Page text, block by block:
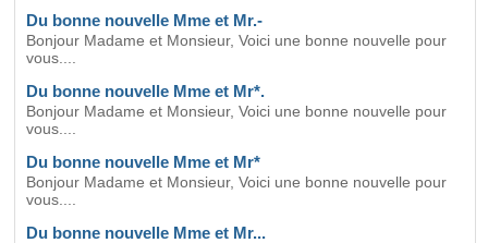
Du bonne nouvelle Mme et Mr.-
Bonjour Madame et Monsieur, Voici une bonne nouvelle pour
vous....
Du bonne nouvelle Mme et Mr*.
Bonjour Madame et Monsieur, Voici une bonne nouvelle pour
vous....
Du bonne nouvelle Mme et Mr*
Bonjour Madame et Monsieur, Voici une bonne nouvelle pour
vous....
Du bonne nouvelle Mme et Mr...